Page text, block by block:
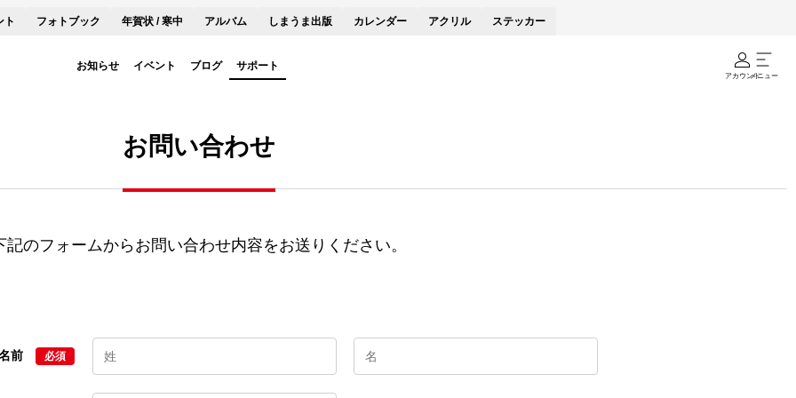
ト フォトブック 年賀状 / 寒中 アルバム しまうま出版 カレンダー アクリル ステッカー
お知らせ イベント ブログ サポート
アカウントメニュー
お問い合わせ
記のフォームからお問い合わせ内容をお送りください。
前 必須